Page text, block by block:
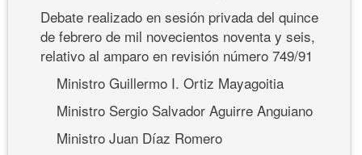
Debate realizado en sesión privada del quince
de febrero de mil novecientos noventa y seis,
relativo al amparo en revisión número 749/91
Ministro Guillermo I. Ortiz Mayagoitia
Ministro Sergio Salvador Aguirre Anguiano
Ministro Juan Díaz Romero